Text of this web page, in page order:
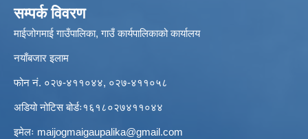
सम्पर्क विवरण
माईजोगमाई गाउँपालिका, गाउँ कार्यपालिकाको कार्यालय
नयाँबजार इलाम
फोन नं. ०२७-४११०४४, ०२७-४११०५८
अडियो नोटिस बोर्डः१६१८०२७४११०४४
इमेलः maijogmaigaupalika@gmail.com